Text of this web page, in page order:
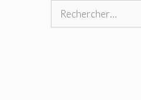
Rechercher :